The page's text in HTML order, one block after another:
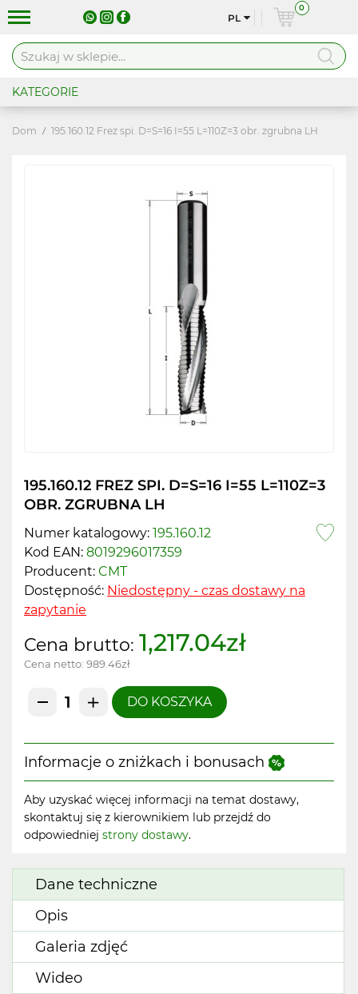
PL
0
KATEGORIE
Dom 195.160.12 Frez spi. D=S=16 I=55 L=110Z=3 obr. zgrubna LH
195.160.12 FREZ SPI. D=S=16 I=55 L=110Z=3
OBR. ZGRUBNA LH
Numer katalogowy: 195.160.12
Kod EAN: 8019296017359
Producent: CMT
Dostępność: Niedostępny - czas dostawy na
zapytanie
Cena brutto: 1,217.04zł
Cena netto: 989.46zł
DO KOSZYKA
Informacje o zniżkach i bonusach
Aby uzyskać więcej informacji na temat dostawy,
skontaktuj się z kierownikiem lub przejdź do
odpowiedniej strony dostawy.
Dane techniczne
Opis
Galeria zdjęć
Wideo